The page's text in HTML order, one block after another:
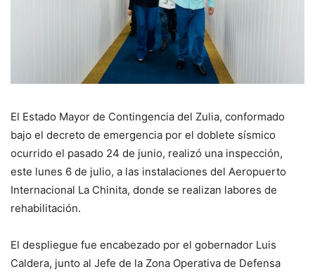
El Estado Mayor de Contingencia del Zulia, conformado
bajo el decreto de emergencia por el doblete sísmico
ocurrido el pasado 24 de junio, realizó una inspección,
este lunes 6 de julio, a las instalaciones del Aeropuerto
Internacional La Chinita, donde se realizan labores de
rehabilitación.
El despliegue fue encabezado por el gobernador Luis
Caldera, junto al Jefe de la Zona Operativa de Defensa